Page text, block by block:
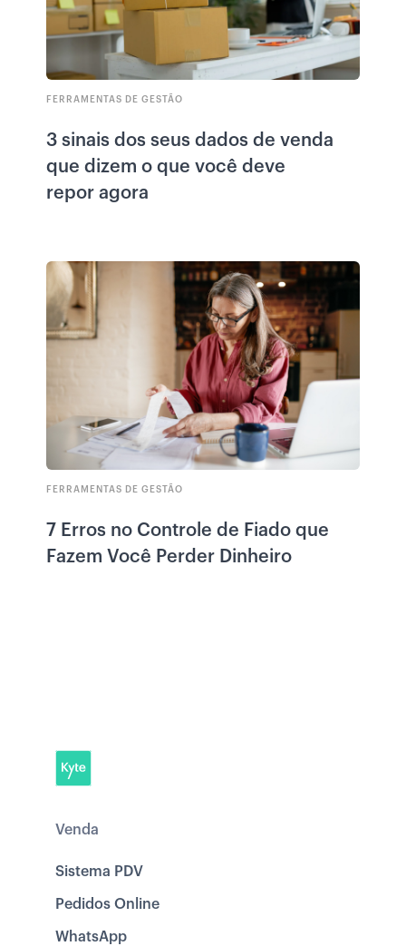
FERRAMENTAS DE GESTÃO
3 sinais dos seus dados de venda
que dizem o que você deve
repor agora
FERRAMENTAS DE GESTÃO
7 Erros no Controle de Fiado que
Fazem Você Perder Dinheiro
Venda
Sistema PDV
Pedidos Online
WhatsApp